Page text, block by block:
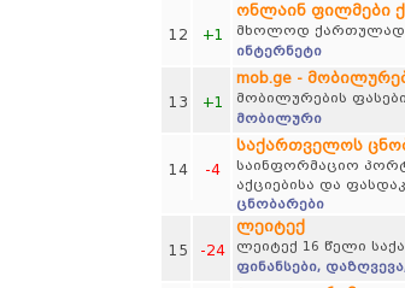
12 +1
ონლაინ ფილმები
მხოლოდ ქართულად
ინტერნეტი
13 +1
mob.ge -
მობილურების
მობილური
14 -4
საქართველოს
საინფორმაციო
აქციებისა და ფასდაკ
ცნობარები
15 -24
ლეიტექ
ლეიტექ 16 წელი
ფინანსები,